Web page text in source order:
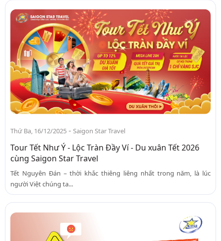
Thứ Ba, 16/12/2025 - Saigon Star Travel
Tour Tết Như Ý - Lộc Tràn Đầy Ví - Du xuân Tết 2026
cùng Saigon Star Travel
Tết Nguyên Đán – thời khắc thiêng liêng nhất trong năm, là lúc
người Việt chúng ta...